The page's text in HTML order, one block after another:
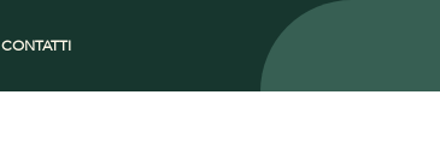
CONTATTI